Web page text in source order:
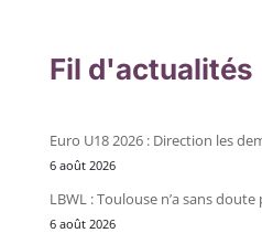
Fil d'actualités
Euro U18 2026 : Direction les
6 août 2026
LBWL : Toulouse n’a sans
6 août 2026